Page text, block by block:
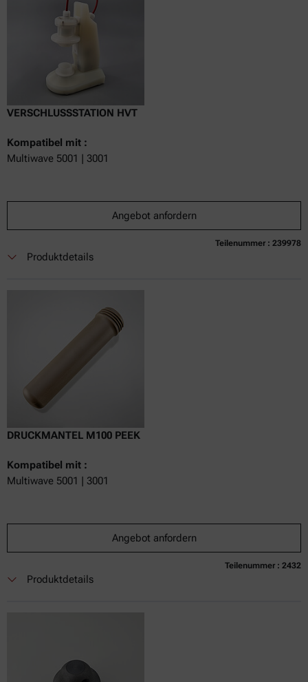
VERSCHLUSSSTATION HVT
Kompatibel mit :
Multiwave 5001 | 3001
Angebot anfordern
Teilenummer : 239978
Produktdetails
DRUCKMANTEL M100 PEEK
Kompatibel mit :
Multiwave 5001 | 3001
Angebot anfordern
Teilenummer : 2432
Produktdetails